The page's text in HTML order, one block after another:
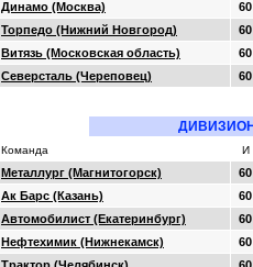
Динамо (Москва)
60
Торпедо (Нижний Новгород)
60
Витязь (Московская область)
60
Северсталь (Череповец) 60
Команда И
Металлург (Магнитогорск)
60
Ак Барс (Казань)
60
Автомобилист (Екатеринбург)
60
Нефтехимик (Нижнекамск)
60